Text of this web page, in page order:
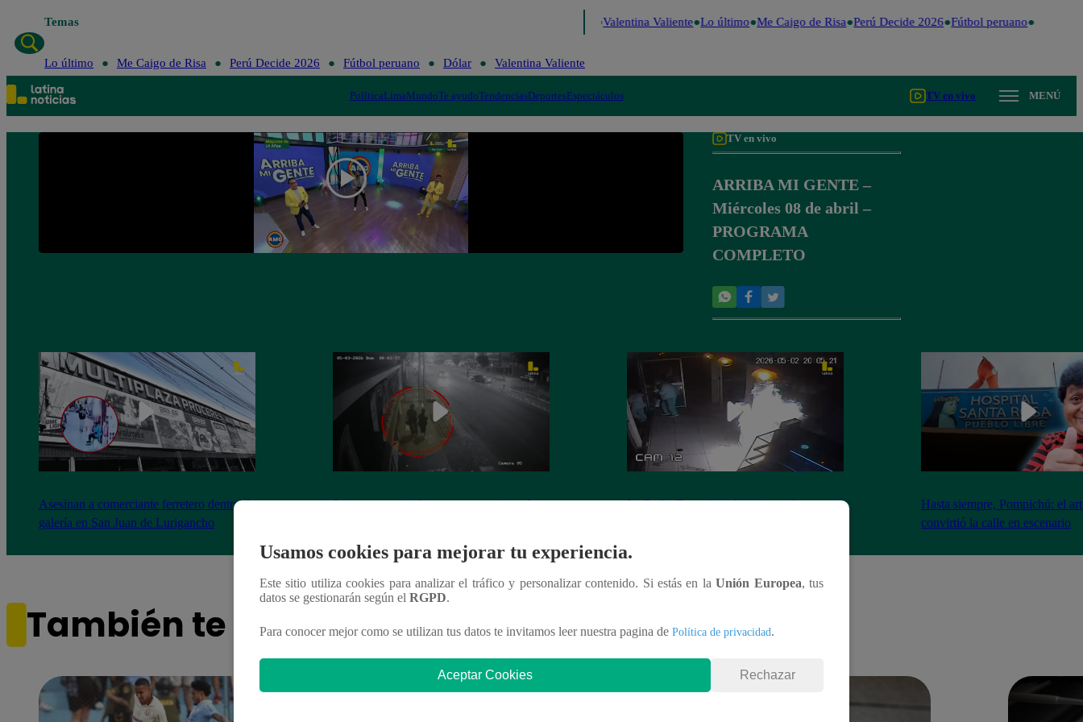
Temas Valentina Valiente Lo último Me Caigo de Risa Perú Decide 2026 Fútbol peruano Dólar
Lo último Me Caigo de Risa Perú Decide 2026 Fútbol peruano Dólar Valentina Valiente
PolíticaLimaMundoTe ayudoTendenciasDeportesEspectáculos TV en vivo MENÚ
TV en vivo
ARRIBA MI GENTE –
Miércoles 08 de abril –
PROGRAMA
COMPLETO
Asesinan a comerciante ferretero dentro de
galería en San Juan de Lurigancho
Joven es asesinada por su expareja en La
La Perla: Extorsionadores incendian
Hasta siempre, Pompichú: el
convirtió la calle en escenario
También te puede interesar
Usamos cookies para mejorar tu experiencia.
Este sitio utiliza cookies para analizar el tráfico y personalizar contenido. Si estás en laUnión Europea, tus
datos se gestionarán según el RGPD.
Para conocer mejor como se utilizan tus datos te invitamos leer nuestra pagina de Política de privacidad.
Aceptar Cookies Rechazar